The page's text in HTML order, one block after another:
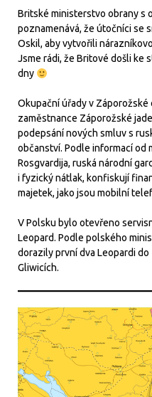
Britské ministerstvo obrany s
poznamenává, že útočníci se
Oskil, aby vytvořili
Jsme rádi, že Britové došli ke
dny
Okupační úřady v
zaměstnance Záporožské
podepsání nových smluv s
občanství. Podle informací od
Rosgvardija, ruská národní
i fyzický nátlak, konfiskují
majetek, jako jsou mobilní
V Polsku bylo otevřeno
Leopard. Podle polského
dorazily první dva Leopardi
Gliwicích.